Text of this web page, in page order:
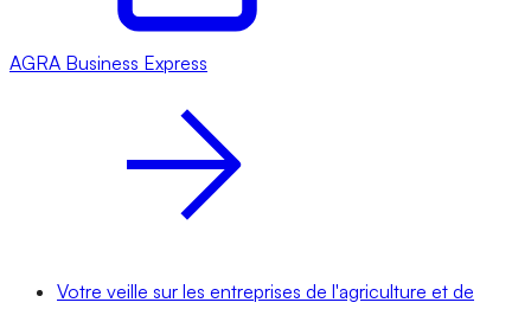
AGRA Business Express
Votre veille sur les entreprises de l'agriculture et de